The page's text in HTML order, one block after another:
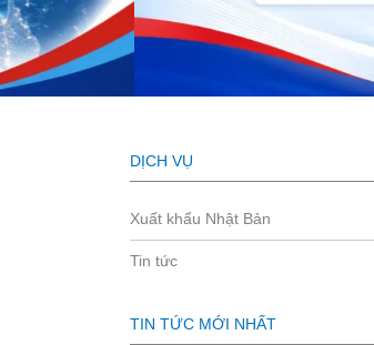
DỊCH VỤ
Xuất khẩu Nhật Bản
Tin tức
TIN TỨC MỚI NHẤT